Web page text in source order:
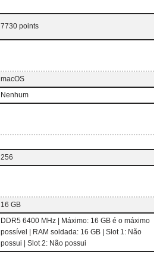
7730 points
macOS
Nenhum
256
16 GB
DDR5 6400 MHz | Máximo: 16 GB é o máximo
possível | RAM soldada: 16 GB | Slot 1: Não
possui | Slot 2: Não possui